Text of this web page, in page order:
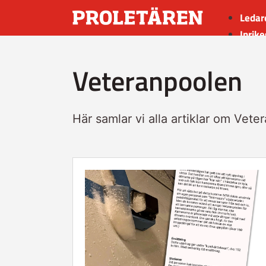
Sport
Veteranpoolen
Här samlar vi alla artiklar om